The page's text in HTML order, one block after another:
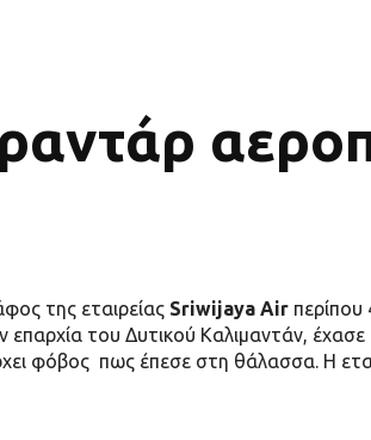
της εταιρείας Sriwijaya Air
επαρχία του Δυτικού Καλιμαντάν,
φόβος πως έπεσε στη θάλασσα. Η